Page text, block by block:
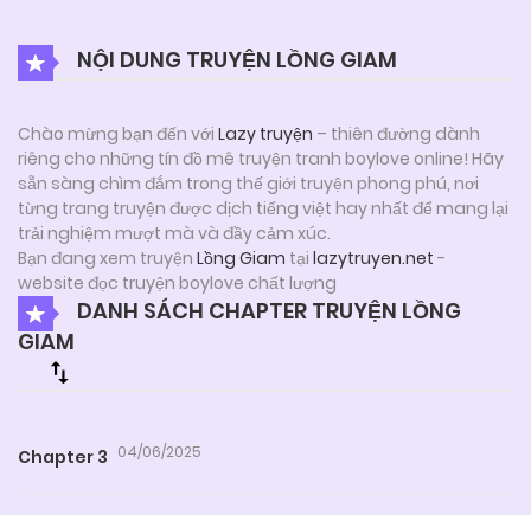
NỘI DUNG TRUYỆN LỒNG GIAM
Chào mừng bạn đến với Lazy truyện – thiên đường dành
riêng cho những tín đồ mê truyện tranh boylove online! Hãy
sẵn sàng chìm đắm trong thế giới truyện phong phú, nơi
từng trang truyện được dịch tiếng việt hay nhất để mang lại
trải nghiệm mượt mà và đầy cảm xúc.
Bạn đang xem truyện Lồng Giam tại lazytruyen.net -
website đọc truyện boylove chất lượng
DANH SÁCH CHAPTER TRUYỆN LỒNG
GIAM
Chapter 3 04/06/2025